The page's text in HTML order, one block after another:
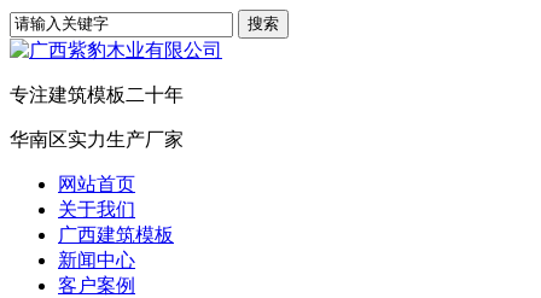
专注建筑模板二十年
华南区实力生产厂家
网站首页
关于我们
广西建筑模板
新闻中心
客户案例